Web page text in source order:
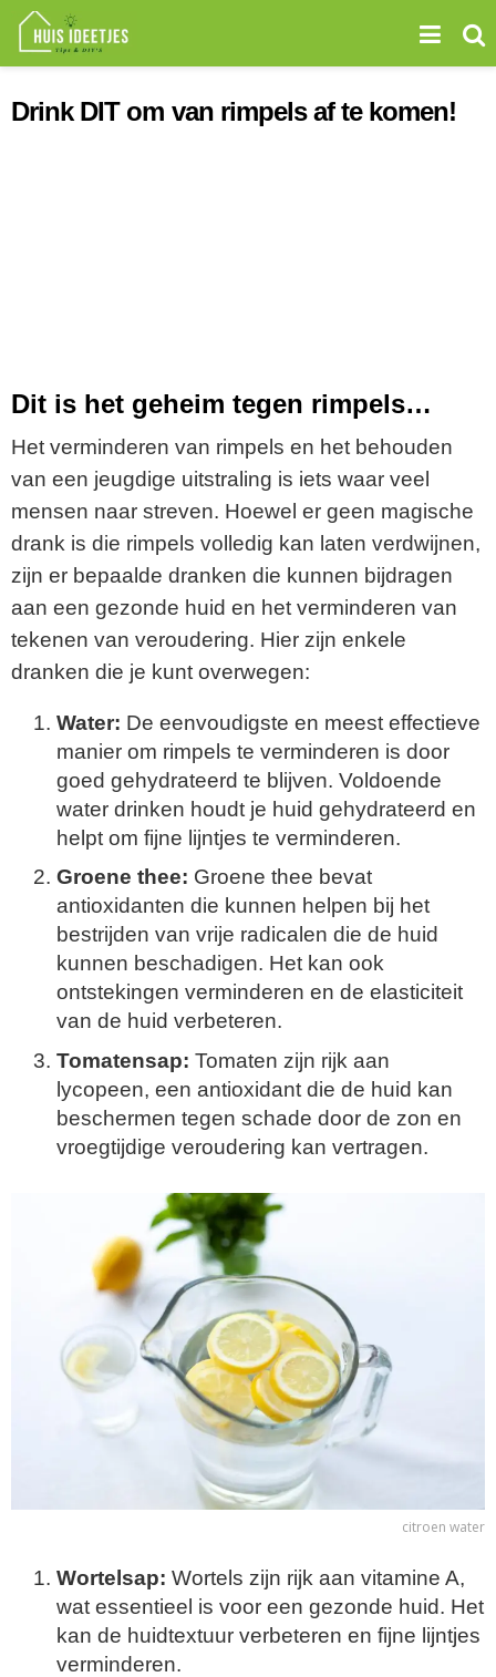
Drink DIT om van rimpels af te komen!
Dit is het geheim tegen rimpels…
Het verminderen van rimpels en het behouden
van een jeugdige uitstraling is iets waar veel
mensen naar streven. Hoewel er geen magische
drank is die rimpels volledig kan laten verdwijnen,
zijn er bepaalde dranken die kunnen bijdragen
aan een gezonde huid en het verminderen van
tekenen van veroudering. Hier zijn enkele
dranken die je kunt overwegen:
Water: De eenvoudigste en meest effectieve
manier om rimpels te verminderen is door
goed gehydrateerd te blijven. Voldoende
water drinken houdt je huid gehydrateerd en
helpt om fijne lijntjes te verminderen.
Groene thee: Groene thee bevat
antioxidanten die kunnen helpen bij het
bestrijden van vrije radicalen die de huid
kunnen beschadigen. Het kan ook
ontstekingen verminderen en de elasticiteit
van de huid verbeteren.
Tomatensap: Tomaten zijn rijk aan
lycopeen, een antioxidant die de huid kan
beschermen tegen schade door de zon en
vroegtijdige veroudering kan vertragen.
citroen water
Wortelsap: Wortels zijn rijk aan vitamine A,
wat essentieel is voor een gezonde huid. Het
kan de huidtextuur verbeteren en fijne lijntjes
verminderen.